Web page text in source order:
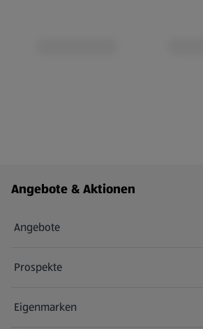
Fußzeilenmenü - weitere Links
Angebote & Aktionen
Angebote
Prospekte
Eigenmarken